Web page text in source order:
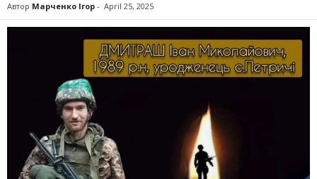
Автор Марченко Ігор - April 25, 2025